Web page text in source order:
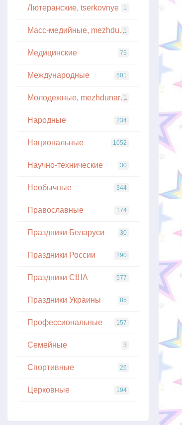
Лютеранские, tserkovnye 1
Масс-медийные, mezhdunarodnye
1
Медицинские 75
Международные 501
Молодежные, mezhdunarodnye
1
Народные 234
Национальные 1052
Научно-технические 30
Необычные 344
Православные 174
Праздники Беларуси 30
Праздники России 290
Праздники США 577
Праздники Украины 85
Профессиональные 157
Семейные 3
Спортивные 26
Церковные 194